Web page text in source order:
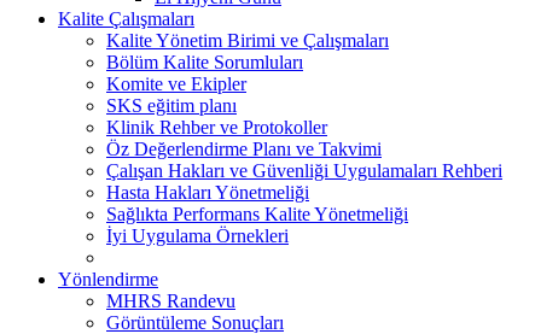
Kalite Çalışmaları
Kalite Yönetim Birimi ve Çalışmaları
Bölüm Kalite Sorumluları
Komite ve Ekipler
SKS eğitim planı
Klinik Rehber ve Protokoller
Öz Değerlendirme Planı ve Takvimi
Çalışan Hakları ve Güvenliği Uygulamaları Rehberi
Hasta Hakları Yönetmeliği
Sağlıkta Performans Kalite Yönetmeliği
İyi Uygulama Örnekleri
Yönlendirme
MHRS Randevu
Görüntüleme Sonuçları